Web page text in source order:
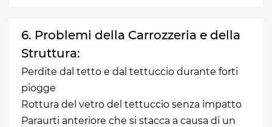
6. Problemi della Carrozzeria e della
Struttura:
Perdite dal tetto e dal tettuccio durante forti
piogge
Rottura del vetro del tettuccio senza impatto
Paraurti anteriore che si stacca a causa di un